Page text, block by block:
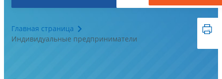
Главная страница
Индивидуальные предприниматели